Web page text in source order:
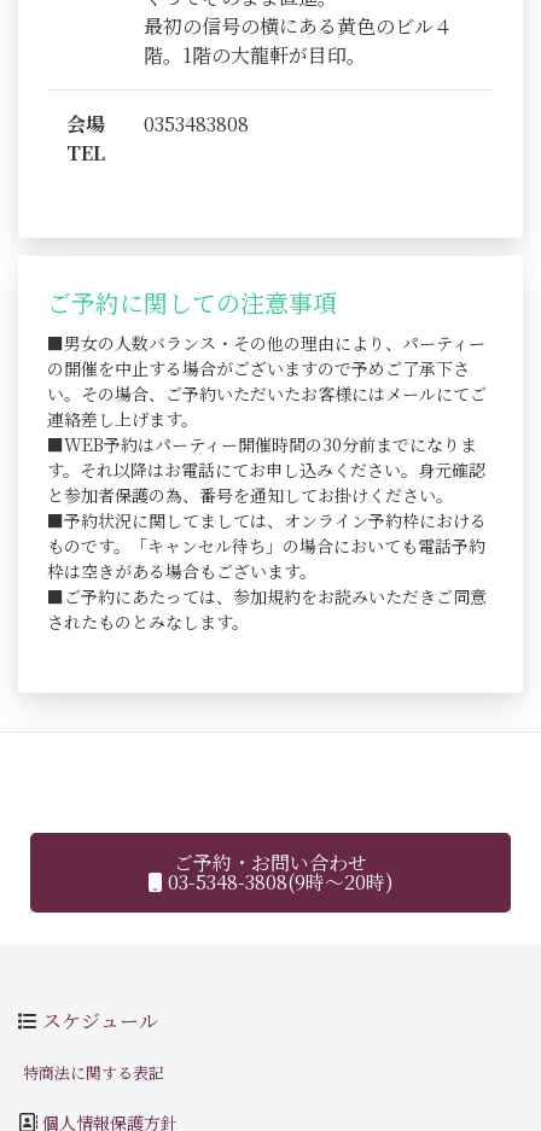
最初の信号の横にある黄色のビル４
階。1階の大龍軒が目印。
会場
TEL
0353483808
ご予約に関しての注意事項
■男女の人数バランス・その他の理由により、パーティー
の開催を中止する場合がございますので予めご了承下さ
い。その場合、ご予約いただいたお客様にはメールにてご
連絡差し上げます。
■WEB予約はパーティー開催時間の30分前までになりま
す。それ以降はお電話にてお申し込みください。身元確認
と参加者保護の為、番号を通知してお掛けください。
■予約状況に関してましては、オンライン予約枠における
ものです。「キャンセル待ち」の場合においても電話予約
枠は空きがある場合もございます。
■ご予約にあたっては、参加規約をお読みいただきご同意
されたものとみなします。
ご予約・お問い合わせ
03-5348-3808(9時～20時)
スケジュール
特商法に関する表記
個人情報保護方針